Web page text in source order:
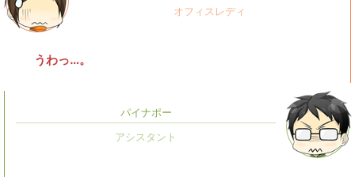
うわっ…。
パイナポー